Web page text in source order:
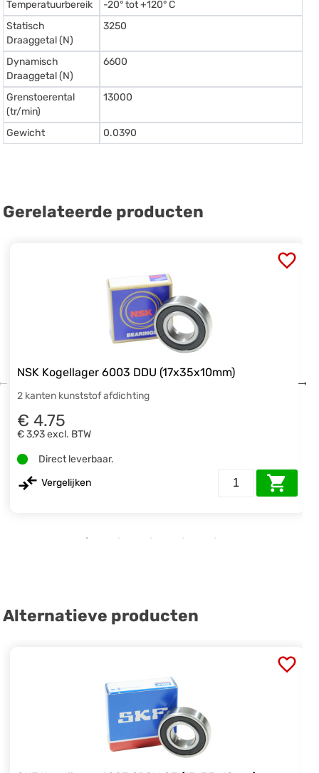
Temperatuurbereik
-20° tot +120° C
Statisch
Draaggetal (N)
3250
Dynamisch
Draaggetal (N)
6600
Grenstoerental
(tr/min)
13000
Gewicht 0.0390
Gerelateerde producten
NSK Kogellager 6003 DDU (17x35x10mm)
2 kanten kunststof afdichting
€ 4.75
€ 3,93excl. BTW
Direct leverbaar.
Vergelijken
Alternatieve producten